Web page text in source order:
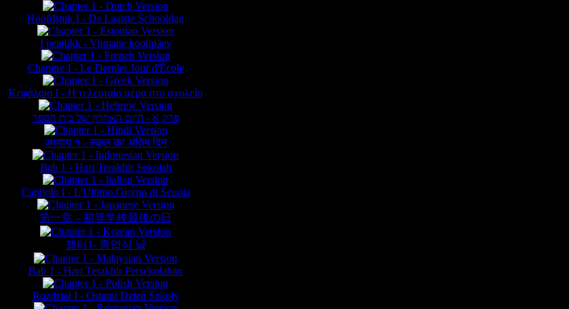
Hoofdstuk I - De Laatste Schooldag
I peatükk - Viimane koolipäev
Chapitre I - Le Dernier Jour d'École
Κεφάλαιο Ι - Η τελευταία μέρα στο σχολείο
פרק א - היום האחרון של בית הספר
अध्याय १ - स्कूल का अंतिम दिन
Bab 1 - Hari Terakhir Sekolah
Capitolo I - L'Ultimo Giorno di Scuola
第一章 – 初等学校最後の日
챕터1- 종업식 날
Bab 1 - Hari Terakhir Persekolahan
Rozdział I - Ostatni Dzień Szkoły